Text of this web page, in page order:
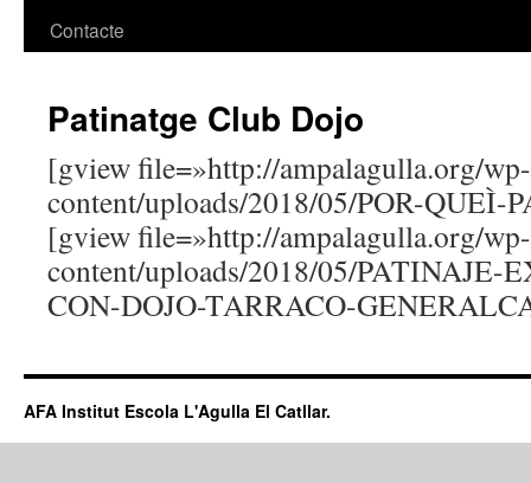
Contacte
Patinatge Club Dojo
[gview file=»http://ampalagulla.org/wp-
content/uploads/2018/05/POR-QUEÌ-
[gview file=»http://ampalagulla.org/wp-
content/uploads/2018/05/PATINAJE-
CON-DOJO-TARRACO-
AFA Institut Escola L'Agulla El Catllar.